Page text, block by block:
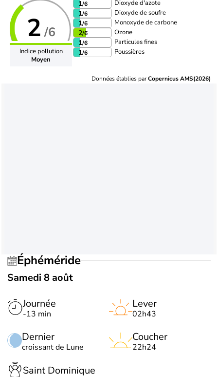
2 /6
Indice pollution
Moyen
1/6 Dioxyde d'azote
1/6 Dioxyde de soufre
1/6 Monoxyde de carbone
2/6 Ozone
1/6 Particules fines
1/6 Poussières
Données établies parCopernicus AMS(2026)
Éphéméride
Samedi 8 août
Journée
-13 min
Dernier
croissant de Lune
Lever
02h43
Coucher
22h24
Saint Dominique